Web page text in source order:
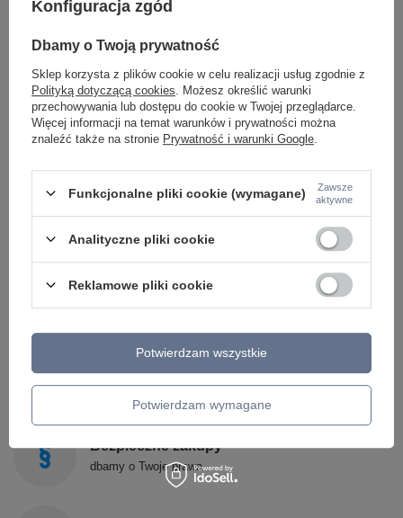
CANDELLUX
ALDEX
SOLLUX
POPULARNE KATEGORIE
LAMPY BOHO
LAMPY KLASYCZNE
STYLOWE LAMPY
sprawdź, co napisali o nas inni
Bezpieczne zakupy
dbamy o Twoje prawa
Konfiguracja zgód
Dbamy o Twoją prywatność
Sklep korzysta z plików cookie w celu realizacji usług zgodnie z
Polityką dotyczącą cookies . Możesz określić warunki
przechowywania lub dostępu do cookie w Twojej przeglądarce.
Więcej informacji na temat warunków i prywatności można
znaleźć także na stronie Prywatność i warunki Google
Funkcjonalne pliki cookie (wymagane)
Zawsze
aktywne
Analityczne pliki cookie
Reklamowe pliki cookie
Potwierdzam wymagane
Potwierdzam wszystkie